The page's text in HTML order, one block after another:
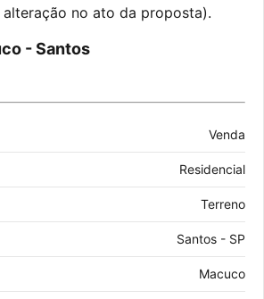
no ato da proposta).
- Santos
Venda
Residencial
Terreno
Santos - SP
Macuco